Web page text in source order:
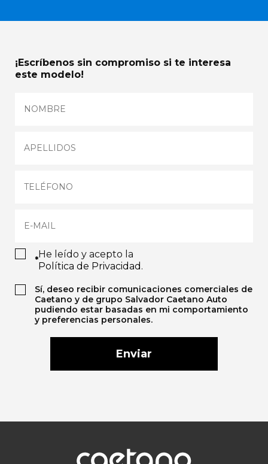
¡Escríbenos sin compromiso si te interesa
este modelo!
*
He leído y acepto la
Política de Privacidad .
Sí, deseo recibir comunicaciones comerciales de
Caetano y de grupo Salvador Caetano Auto
pudiendo estar basadas en mi comportamiento
y preferencias personales.